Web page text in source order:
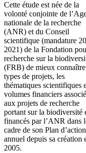
Cette étude est née de la
volonté conjointe de
nationale de la recherche
(ANR) et du Conseil
scientifique (mandature
2021) de la Fondation
recherche sur la
(FRB) de mieux
types de projets, les
thématiques scientifiques
volumes financiers
aux projets de recherche
portant sur la biodiversité
financés par l’ANR dans
cadre de son Plan d’action
annuel depuis sa création
2005.